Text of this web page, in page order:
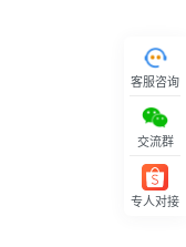
客服咨询
交流群
专人对接